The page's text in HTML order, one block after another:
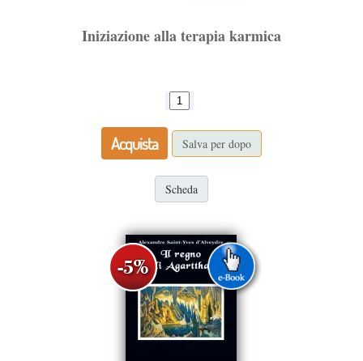
Iniziazione alla terapia karmica
Acquista Salva per dopo
Scheda